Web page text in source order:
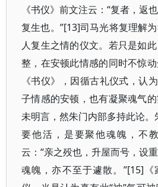
《书仪》前文注云：“复者，返
复生也。”[13]司马光将复理解
人复生之情的仪文。若只是如
整，在安顿此情感的同时不惊
《书仪》，因循古礼仪式，认
子情感的安顿，也有凝聚魂气的
未明言，然朱门内部多持此论。
要他活，是要聚他魂魄，不
云：“亲之殁也，升屋而号，设
魂魄，亦不至于遽散。”[15]《